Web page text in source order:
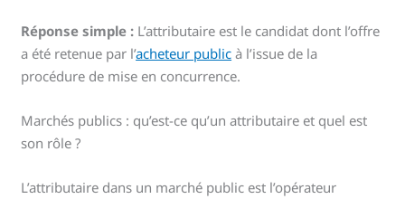
Réponse simple : L’attributaire est le candidat dont l’offre
a été retenue par l’acheteur public à l’issue de la
procédure de mise en concurrence.
Marchés publics : qu’est-ce qu’un attributaire et quel est
son rôle ?
L’attributaire dans un marché public est l’opérateur